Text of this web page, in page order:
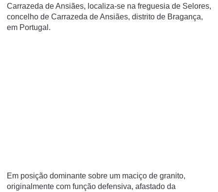
Carrazeda de Ansiães, localiza-se na freguesia de Selores,
concelho de Carrazeda de Ansiães, distrito de Bragança,
em Portugal.
Em posição dominante sobre um maciço de granito,
originalmente com função defensiva, afastado da